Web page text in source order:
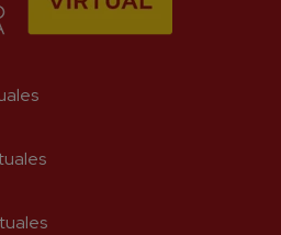
a nuestro
Newsletter